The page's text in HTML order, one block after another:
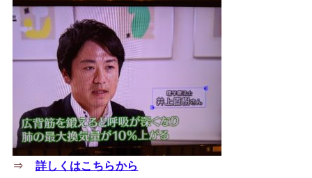
⇒ 詳しくはこちらから